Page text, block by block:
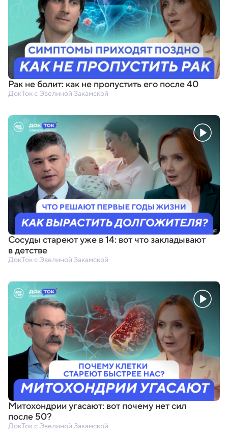
Рак не болит: как не пропустить его после 40
ДокТок с Эвелиной Закамской
Сосуды стареют уже в 14: вот что закладывают
в детстве
ДокТок с Эвелиной Закамской
Митохондрии угасают: вот почему нет сил
после 50?
ДокТок с Эвелиной Закамской